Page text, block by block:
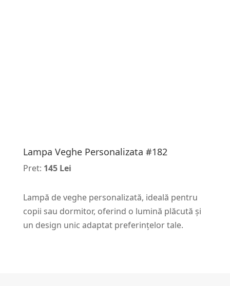
Lampa Veghe Personalizata #182
Pret: 145 Lei
Lampă de veghe personalizată, ideală pentru
copii sau dormitor, oferind o lumină plăcută și
un design unic adaptat preferințelor tale.